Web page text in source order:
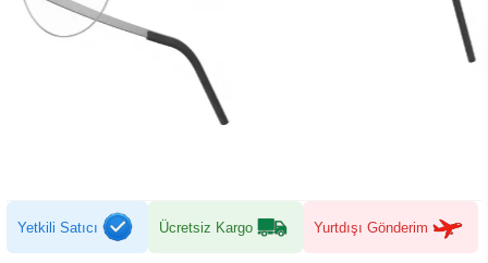
Yetkili Satıcı Ücretsiz Kargo Yurtdışı Gönderim